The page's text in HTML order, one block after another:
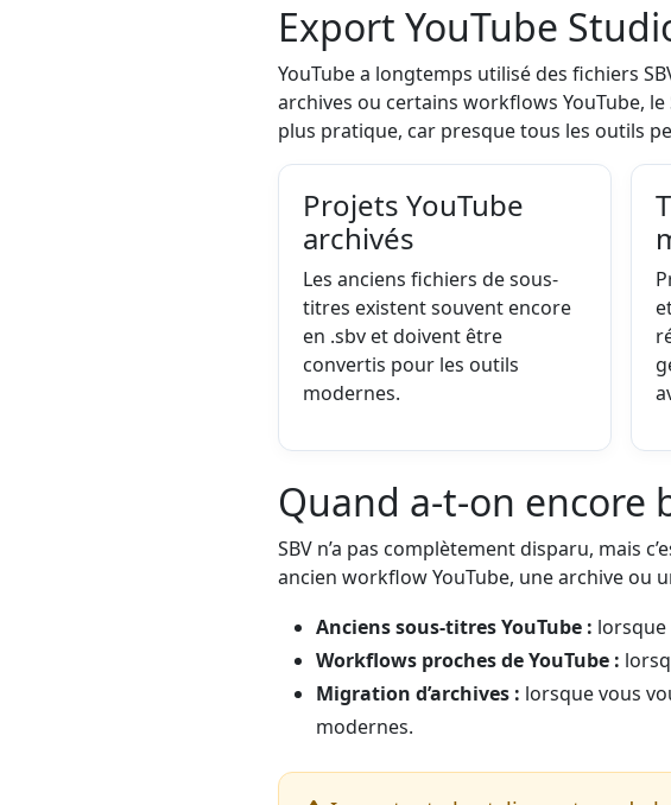
Export YouTube
YouTube a longtemps utilisé des fichiers
archives ou certains workflows YouTube,
plus pratique, car presque tous les outils
Projets YouTube
archivés
Les anciens fichiers de sous-
titres existent souvent encore
en .sbv et doivent être
convertis pour les outils
modernes.
Quand a-t-on encore
SBV n’a pas complètement disparu, mais
ancien workflow YouTube, une archive ou
Anciens sous-titres YouTube : lorsque
Workflows proches de YouTube :
Migration d’archives : lorsque vous
modernes.